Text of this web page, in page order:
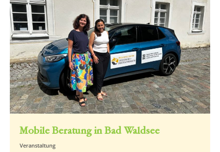
Mobile Beratung in Bad Waldsee
Veranstaltung